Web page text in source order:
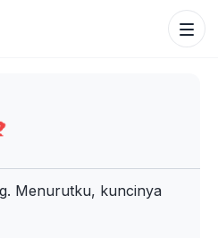
Search
Menurutku, kuncinya